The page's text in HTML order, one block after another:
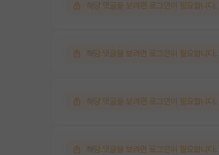
해당 댓글을 보려면 로그인이 필요합니다.
해당 댓글을 보려면 로그인이 필요합니다.
해당 댓글을 보려면 로그인이 필요합니다.
해당 댓글을 보려면 로그인이 필요합니다.